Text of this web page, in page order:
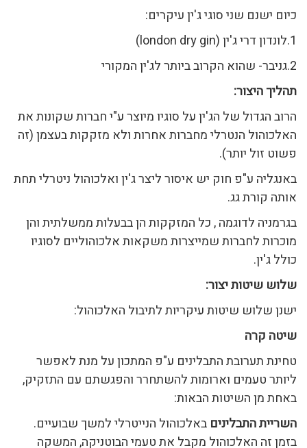
כיום ישנם שני סוגי ג'ין עיקרים:
1.לונדון דרי ג'ין (london dry gin)
2.גניבר- שהוא הקרוב ביותר לג'ין המקורי
תהליך היצור:
הרוב הגדול של הג'ין על סוגיו מיוצר ע"י חברות שקונות את
האלכוהול הנטרלי מחברות אחרות ולא מזקקות בעצמן (זה
פשוט זול יותר).
באנגליה ע"פ חוק יש איסור ליצר ג'ין ואלכוהול ניטרלי תחת
אותה קורת גג.
בגרמניה לדוגמה , כל המזקקות הן בבעלות ממשלתית והן
מוכרות לחברות שמייצרות משקאות אלכוהוליים לסוגיו
כולל ג'ין.
שלוש שיטות יצור:
ישנן שלוש שיטות עיקריות לתיבול האלכוהול:
שיטה קרה
טחינת תערובת התבלינים ע"פ המתכון על מנת לאפשר
ליותר טעמים וארומות להשתחרר והפגשתם עם התזקיק,
באחת מן השיטות הבאות:
השריית התבלינים באלכוהול הנייטרלי למשך שבועיים.
בזמן זה האלכוהול מקבל את טעמי הבוטניקה, המשקה